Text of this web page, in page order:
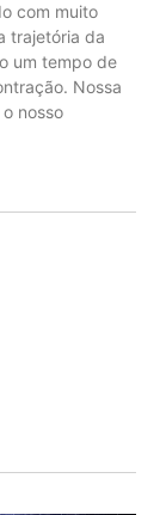
com muito
trajetória da
um tempo de
Nossa
nosso